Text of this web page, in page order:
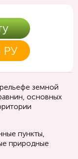
РУ
земной
основных
пункты,
природные